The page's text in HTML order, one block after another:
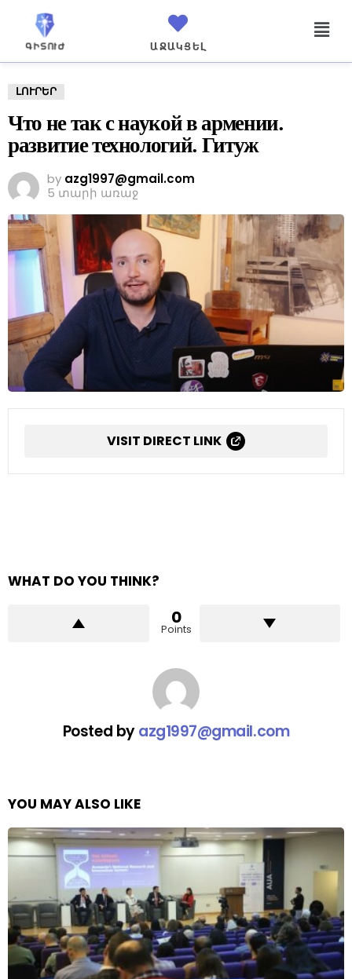
ԱՋԱԿՑԵԼ
ԼՈՒՐԵՐ
Что не так с наукой в армении.
развитие технологий. Гитуж
by azg1997@gmail.com
5 տարի առաջ
VISIT DIRECT LINK
WHAT DO YOU THINK?
0
Points
Posted byazg1997@gmail.com
YOU MAY ALSO LIKE